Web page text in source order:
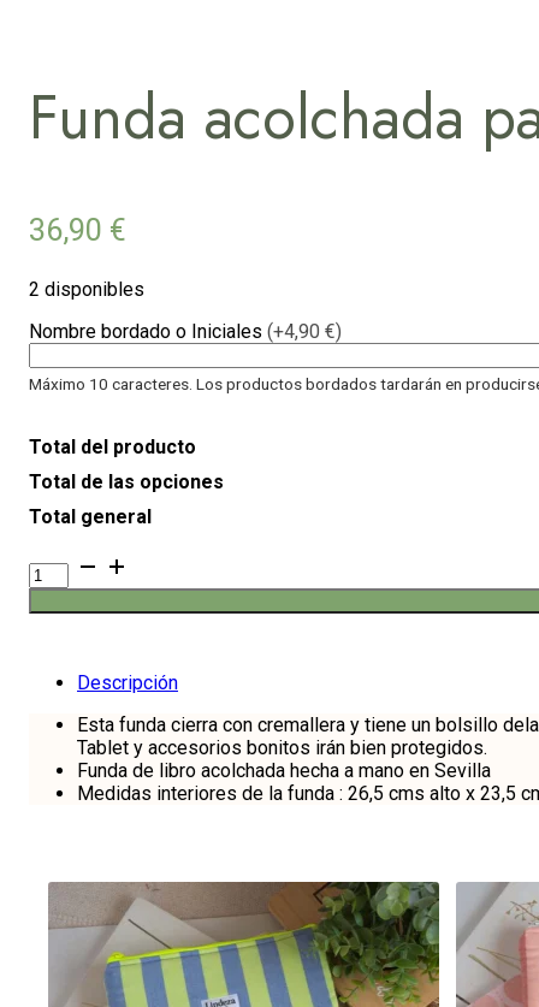
Funda acolchada
36,90 €
2 disponibles
Nombre bordado o Iniciales (+4,90 €)
Máximo 10 caracteres. Los productos bordados tardarán en
Total del producto
Total de las opciones
Total general
Funda
acolchada
para
Tablet
cantidad
Descripción
Esta funda cierra con cremallera y tiene un bolsillo
Tablet y accesorios bonitos irán bien protegidos.
Funda de libro acolchada hecha a mano en Sevilla
Medidas interiores de la funda : 26,5 cms alto x 23,5